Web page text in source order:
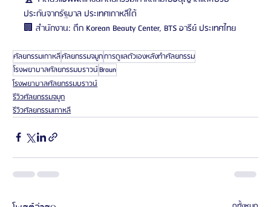
ประกันจากรัฐบาล ประเทศเกาหลีใต้
🏢 สำนักงาน: ตึก Korean Beauty Center, BTS อารีย์ ประเทศไทย
ศัลยกรรมเกาหลีศัลยกรรมจมูกการดูแลตัวเองหลังทำศัลยกรรม
โรงพยาบาลศัลยกรรมบราวน์Braun
โรงพยาบาลศัลยกรรมบราวน์
รีวิวศัลยกรรมจมูก
รีวิวศัลยกรรมเกาหลี